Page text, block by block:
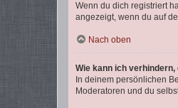
Wenn du dich registriert
angezeigt, wenn du auf
Nach oben
Wie kann ich
In deinem persönlichen
Moderatoren und du